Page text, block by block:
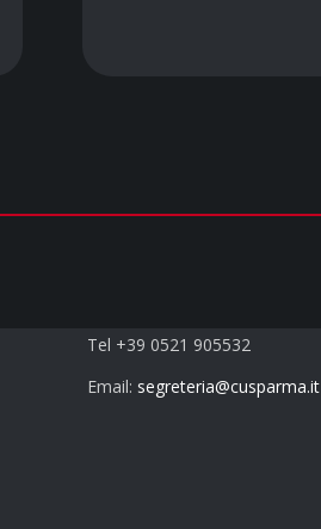
Tel +39 0521 905532
Email: segreteria@cusparma.it